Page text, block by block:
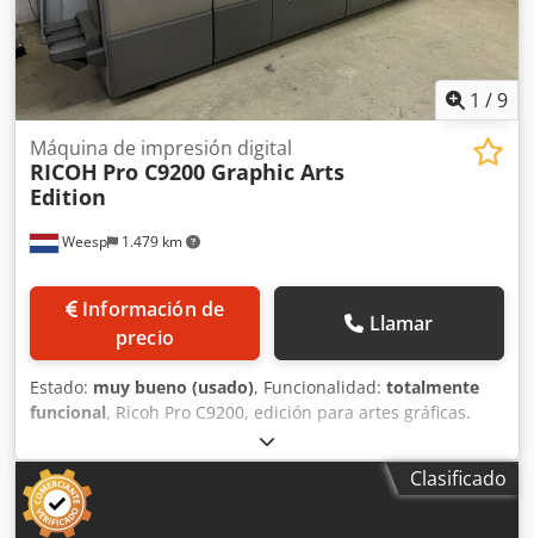
1 /9
Weesp 1.479 km
Máquina de impresión digital
RICOH Pro C9200 Graphic Arts
Edition
Información de
precio
Llamar
Estado: muy bueno (usado), Funcionalidad: totalmente
funcional, Ricoh Pro C9200, edición para artes gráficas.
Dwodpfx Aezrw U Teazoa La máquina está en buen estado
de funcionamiento y puede ser inspeccionada y probada
en nuestras instalaciones de Ámsterdam.
Clasificado